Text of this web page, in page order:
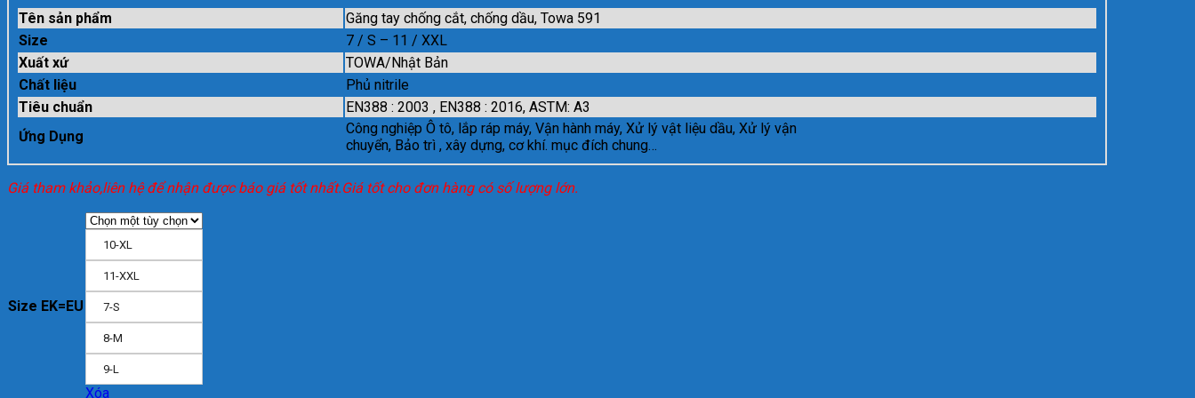
Tên sản phẩm
Găng tay chống cắt, chống dầu, Towa 591
Size
7 / S – 11 / XXL
Xuất xứ
TOWA/Nhật Bản
Chất liệu
Phủ nitrile
Tiêu chuẩn
EN388 : 2003 , EN388 : 2016, ASTM: A3
Ứng Dụng
Công nghiệp Ô tô, lắp ráp máy, Vận hành máy, Xử lý vật liệu dầu, Xử lý vận
chuyển, Bảo trì , xây dựng, cơ khí. mục đích chung…
Giá tham khảo,liên hệ để nhận được báo giá tốt nhất.Giá tốt cho đơn hàng có số lượng lớn.
Size EK=EU
10-XL
11-XXL
7-S
8-M
9-L
Xóa